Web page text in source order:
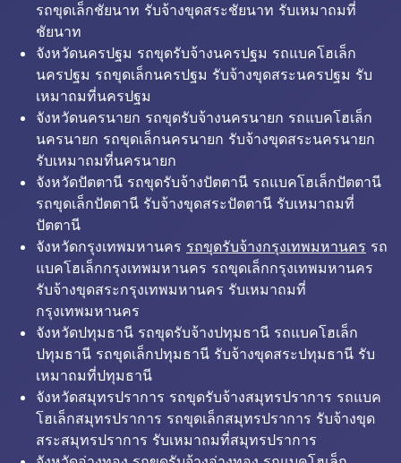
รถขุดเล็กชัยนาท รับจ้างขุดสระชัยนาท รับเหมาถมที่
ชัยนาท
จังหวัดนครปฐม รถขุดรับจ้างนครปฐม รถแบคโฮเล็ก
นครปฐม รถขุดเล็กนครปฐม รับจ้างขุดสระนครปฐม รับ
เหมาถมที่นครปฐม
จังหวัดนครนายก รถขุดรับจ้างนครนายก รถแบคโฮเล็ก
นครนายก รถขุดเล็กนครนายก รับจ้างขุดสระนครนายก
รับเหมาถมที่นครนายก
จังหวัดปัตตานี รถขุดรับจ้างปัตตานี รถแบคโฮเล็กปัตตานี
รถขุดเล็กปัตตานี รับจ้างขุดสระปัตตานี รับเหมาถมที่
ปัตตานี
จังหวัดกรุงเทพมหานคร รถขุดรับจ้างกรุงเทพมหานคร รถ
แบคโฮเล็กกรุงเทพมหานคร รถขุดเล็กกรุงเทพมหานคร
รับจ้างขุดสระกรุงเทพมหานคร รับเหมาถมที่
กรุงเทพมหานคร
จังหวัดปทุมธานี รถขุดรับจ้างปทุมธานี รถแบคโฮเล็ก
ปทุมธานี รถขุดเล็กปทุมธานี รับจ้างขุดสระปทุมธานี รับ
เหมาถมที่ปทุมธานี
จังหวัดสมุทรปราการ รถขุดรับจ้างสมุทรปราการ รถแบค
โฮเล็กสมุทรปราการ รถขุดเล็กสมุทรปราการ รับจ้างขุด
สระสมุทรปราการ รับเหมาถมที่สมุทรปราการ